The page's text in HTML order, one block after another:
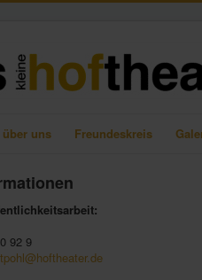
uns Freundeskreis
92 9